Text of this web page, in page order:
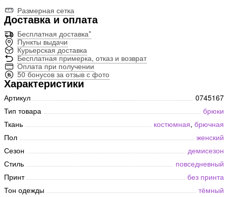
Размерная сетка
Доставка и оплата
Бесплатная доставка*
Пункты выдачи
Курьерская доставка
Бесплатная примерка, отказ и возврат
Оплата при получении
50 бонусов за отзыв с фото
Характеристики
Артикул
0745167
Тип товара
брюки
Ткань
костюмная, брючная
Пол
женский
Сезон
демисезон
Стиль
повседневный
Принт
без принта
Тон одежды
тёмный